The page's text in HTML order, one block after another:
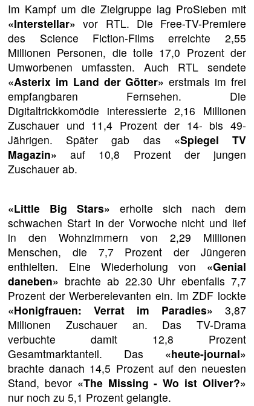
Im Kampf um die Zielgruppe lag ProSieben mit
«Interstellar» vor RTL. Die Free-TV-Premiere
des Science Fiction-Films erreichte 2,55
Millionen Personen, die tolle 17,0 Prozent der
Umworbenen umfassten. Auch RTL sendete
«Asterix im Land der Götter» erstmals im frei
empfangbaren Fernsehen. Die
Digitaltrickkomödie interessierte 2,16 Millionen
Zuschauer und 11,4 Prozent der 14- bis 49-
Jährigen. Später gab das «Spiegel TV
Magazin» auf 10,8 Prozent der jungen
Zuschauer ab.
«Little Big Stars» erholte sich nach dem
schwachen Start in der Vorwoche nicht und lief
in den Wohnzimmern von 2,29 Millionen
Menschen, die 7,7 Prozent der Jüngeren
enthielten. Eine Wiederholung von «Genial
daneben» brachte ab 22.30 Uhr ebenfalls 7,7
Prozent der Werberelevanten ein. Im ZDF lockte
«Honigfrauen: Verrat im Paradies» 3,87
Millionen Zuschauer an. Das TV-Drama
verbuchte damit 12,8 Prozent
Gesamtmarktanteil. Das «heute-journal»
brachte danach 14,5 Prozent auf den neuesten
Stand, bevor «The Missing - Wo ist Oliver?»
nur noch zu 5,1 Prozent gelangte.